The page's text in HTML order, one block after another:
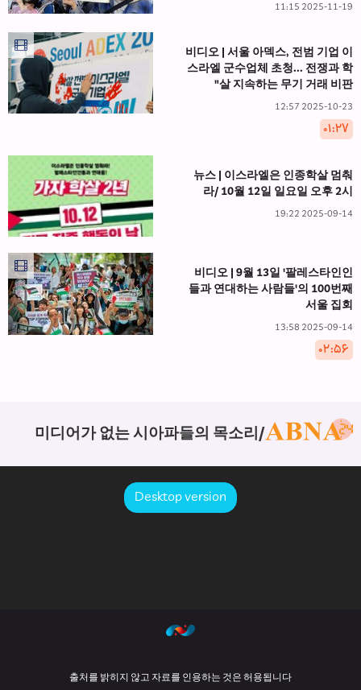
2025-11-19 11:15
비디오 | 서울 아덱스, 전범 기업 이
스라엘 군수업체 초청... 전쟁과 학
살 지속하는 무기 거래 비판"
2025-10-23 12:57
۰۱:۲۷
뉴스 | 이스라엘은 인종학살 멈춰
라/ 10월 12일 일요일 오후 2시
2025-09-14 19:22
비디오 | 9월 13일 '팔레스타인인
들과 연대하는 사람들'의 100번째
서울 집회
2025-09-14 13:58
۰۲:۵۶
미디어가 없는 시아파들의 목소리
Desktop version
출처를 밝히지 않고 자료를 인용하는 것은 허용됩니다